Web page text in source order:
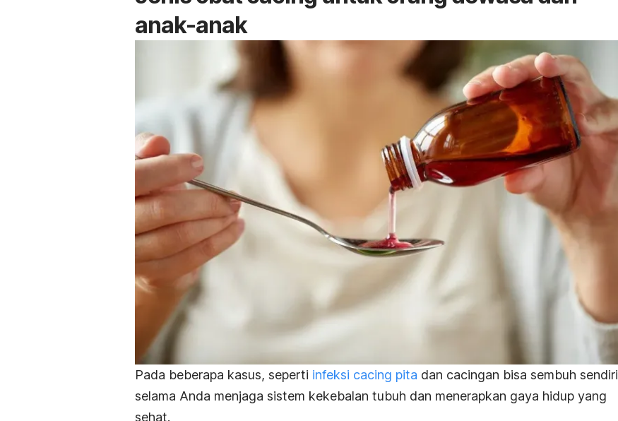
anak-anak
Pada beberapa kasus, seperti infeksi cacing pita dan cacingan bisa sembuh sendiri
selama Anda menjaga sistem kekebalan tubuh dan menerapkan gaya hidup yang
sehat.